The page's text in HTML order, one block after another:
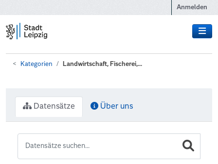
Anmelden
Kategorien Landwirtschaft, Fischerei,...
Datensätze Über uns